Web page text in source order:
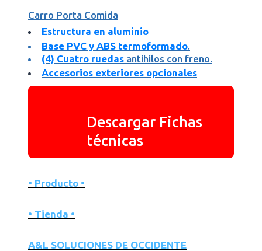
Carro Porta Comida
Estructura en aluminio
Base PVC y ABS termoformado.
(4) Cuatro ruedas antihilos con freno.
Accesorios exteriores opcionales
Descargar Fichas
técnicas
• Producto •
• Tienda •
A&L SOLUCIONES DE OCCIDENTE